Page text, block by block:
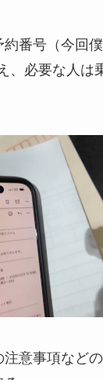
番号（今回
、必要な人は
意事項などの